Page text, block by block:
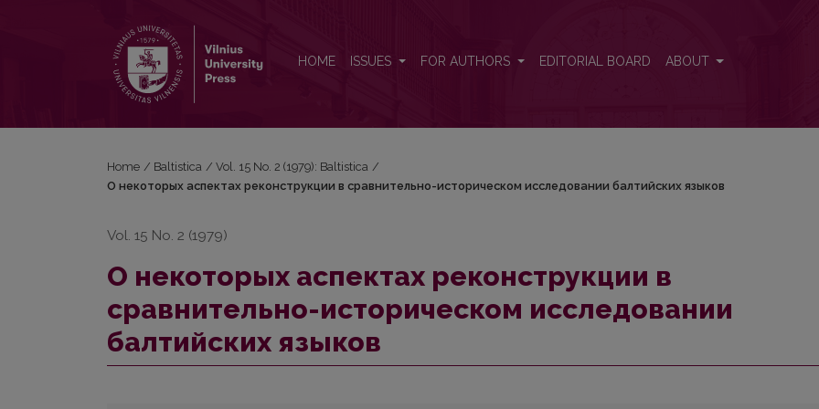
HOME ISSUES FOR AUTHORS EDITORIAL BOARD ABOUT
Home / Baltistica / Vol. 15 No. 2 (1979): Baltistica /
О некоторых аспектах реконструкции в сравнительно-историческом исследовании балтийских языков
Vol. 15 No. 2 (1979)
О некоторых аспектах реконструкции в
сравнительно-историческом исследовании
балтийских языков